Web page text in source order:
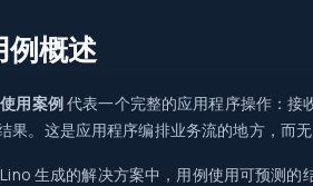
例概述
使用案例代表一个完整的应用程序操作：接
果。这是应用程序编排业务流的地方，而
生成的解决方案中，用例使用可预测的